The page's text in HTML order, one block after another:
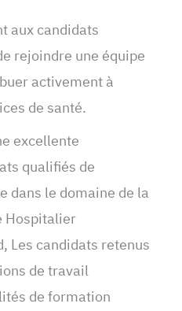
aux candidats
rejoindre une équipe
activement à
de santé.
excellente
qualifiés de
dans le domaine de la
Hospitalier
Les candidats retenus
de travail
de formation